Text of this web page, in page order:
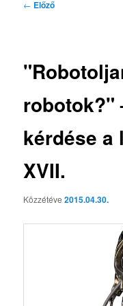
Bejegyzés
← Előző
robotok?"
kérdése a
XVII.
Közzétéve2015.04.30.